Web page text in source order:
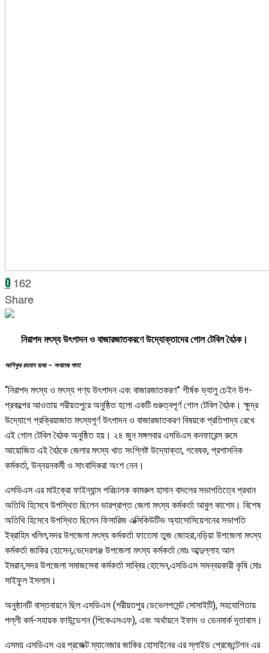
0 162
Share
নিরাপদ মৎস্য উৎপাদন ও বাজারজাতকরণে উদ্যোক্তাদের গোল টেবিল বৈঠক।
আশিকুর রহমান হৃদয় – সংবাদের পাতা:
“নিরাপদ মৎস্য ও মৎস্য পণ্য উৎপাদন এবং বাজারজাতকরণ” শীর্ষক ভ্যালু চেইন উপ-
প্রকল্পের আওতায় শরীয়তপুরে অনুষ্ঠিত হলো একটি গুরুত্বপূর্ণ গোল টেবিল বৈঠক। ক্ষুদ্র
উদ্যোগে প্রক্রিয়াজাত মৎস্যপূর্ণ উৎপাদন ও বাজারজাতকরণ বিষয়কে প্রতিপাদ্য রেখে
এই গোল টেবিল বৈঠক অনুষ্ঠিত হয়। ২৪ জুন মঙ্গলবার এসডিএস কনফারেন্স রুমে
আয়োজিত এই বৈঠকে জেলার মৎস্য খাত সংশ্লিষ্ট উদ্যোক্তা, গবেষক, প্রশাসনিক
কর্মকর্তা, উন্নয়নকর্মী ও সাংবাদিকরা অংশ নেন।
এসডিএস এর মাইক্রো ফাইন্যান্স পরিচালক কামরুল হাসান বাদলের সভাপতিত্বে প্রধান
অতিথি হিসেবে উপস্থিত ছিলেন ভারপ্রাপ্ত জেলা মৎস্য কর্মকর্তা আবুল কাশেম। বিশেষ
অতিথি হিসেবে উপস্থিত ছিলেন ফিসারিজ এক্সিকিউটিভ অ্যাসোসিয়েশনের সভাপতি
ইব্রাহিম খলিল,সদর উপজেলা মৎস্য কর্মকর্তা ফাতেমা তুজ জোহরা,নড়িয়া উপজেলা মৎস্য
কর্মকর্তা জাকির হোসেন,ভেদেরগঞ্জ উপজেলা মৎস্য কর্মকর্তা মোঃ আব্দুল্লাহ আল
ইমরান,সদর উপজেলা সমাজসেবা কর্মকর্তা সাব্বির হোসেন,এসডিএস সমন্বয়কারী কৃষি মোঃ
সাইফুল ইসলাম।
অনুষ্ঠানটি বাস্তবায়নে ছিল এসডিএস (শরীয়তপুর ডেভেলপমেন্ট সোসাইটি), সহযোগিতায়
পল্লী কর্ম-সহায়ক ফাউন্ডেশন (পিকেএসএফ), এবং অর্থায়নে ইফাদ ও ডেনমার্ক দূতাবাস।
এসময় এসডিএস এর প্রজেক্ট ম্যানেজার জাকির হোসাইনের এর স্লাইড প্রেজেন্টেশন এর